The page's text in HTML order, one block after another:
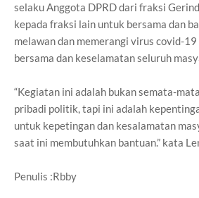
selaku Anggota DPRD dari fraksi
kepada fraksi lain untuk bersama dan
melawan dan memerangi virus covid-
bersama dan keselamatan seluruh
“Kegiatan ini adalah bukan semata-
pribadi politik, tapi ini adalah
untuk kepetingan dan kesalamatan
saat ini membutuhkan bantuan.” kata
Penulis :Rbby